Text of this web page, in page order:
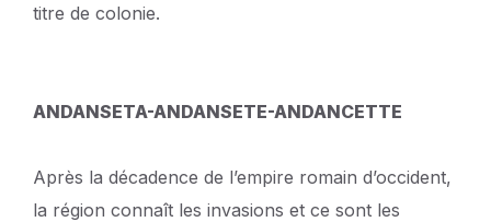
titre de colonie.
ANDANSETA-ANDANSETE-ANDANCETTE
Après la décadence de l’empire romain d’occident,
la région connaît les invasions et ce sont les